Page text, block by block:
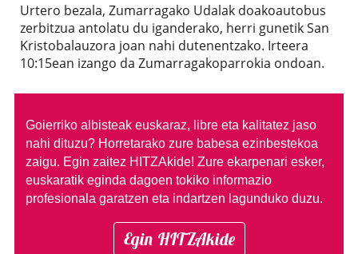
Urtero bezala, Zumarragako Udalak doakoautobus
zerbitzua antolatu du iganderako, herri gunetik San
Kristobalauzora joan nahi dutenentzako. Irteera
10:15ean izango da Zumarragakoparrokia ondoan.
Goierriko albisteak euskaraz, libre eta kalitatez jaso
nahi dituzu? Horretarako zure babesa ezinbestekoa
zaigu. Egin zaitez HITZAkide! Zure ekarpenari esker,
euskaratik eginda dagoen tokiko informazio
profesionala garatzen eta indartzen lagunduko duzu.
Egin HITZAkide